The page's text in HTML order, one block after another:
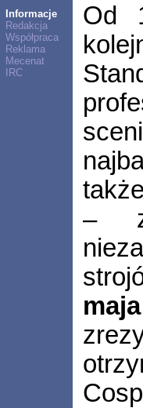
Informacje
Redakcja
Współpraca
Reklama
Mecenat
IRC
Od
– z
maja